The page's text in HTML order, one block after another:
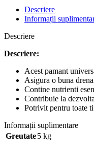
Descriere
Informații
Descriere
Descriere:
Acest pamant
Asigura o buna
Contine nutrienti
Contribuie la
Potrivit pentru toate
Informații suplimentare
Greutate5 kg